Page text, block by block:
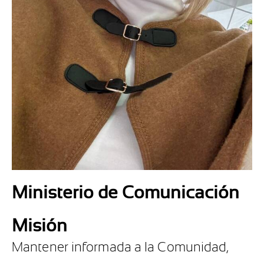
Ministerio de Comunicación
Misión
Mantener informada a la Comunidad,